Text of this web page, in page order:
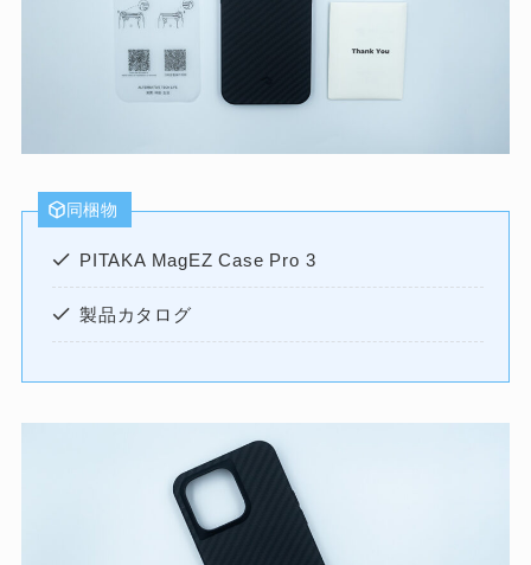
同梱物
PITAKA MagEZ Case Pro 3
製品カタログ